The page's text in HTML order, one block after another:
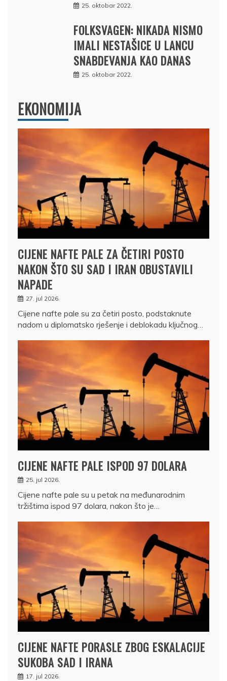
25. oktobar 2022.
FOLKSVAGEN: NIKADA NISMO
IMALI NESTAŠICE U LANCU
SNABDEVANJA KAO DANAS
25. oktobar 2022.
EKONOMIJA
CIJENE NAFTE PALE ZA ČETIRI POSTO
NAKON ŠTO SU SAD I IRAN OBUSTAVILI
NAPADE
27. jul 2026.
Cijene nafte pale su za četiri posto, podstaknute
nadom u diplomatsko rješenje i deblokadu ključnog…
CIJENE NAFTE PALE ISPOD 97 DOLARA
25. jul 2026.
Cijene nafte pale su u petak na međunarodnim
tržištima ispod 97 dolara, nakon što je…
CIJENE NAFTE PORASLE ZBOG ESKALACIJE
SUKOBA SAD I IRANA
17. jul 2026.